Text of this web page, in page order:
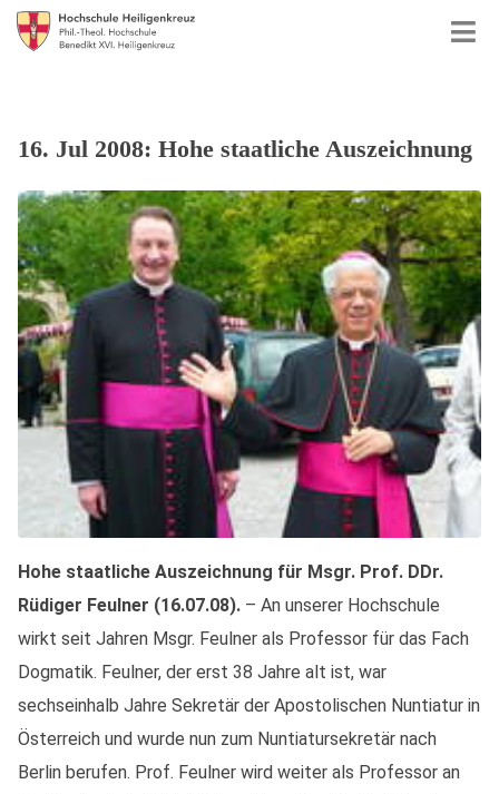
16. Jul 2008: Hohe staatliche Auszeichnung
Hohe staatliche Auszeichnung für Msgr. Prof. DDr.
Rüdiger Feulner (16.07.08). – An unserer Hochschule
wirkt seit Jahren Msgr. Feulner als Professor für das Fach
Dogmatik. Feulner, der erst 38 Jahre alt ist, war
sechseinhalb Jahre Sekretär der Apostolischen Nuntiatur in
Österreich und wurde nun zum Nuntiatursekretär nach
Berlin berufen. Prof. Feulner wird weiter als Professor an